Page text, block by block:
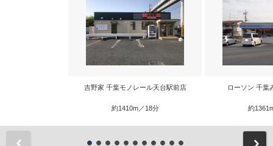
吉野家 千葉モノレール天台駅前店
約1410m／18分
ローソン 千葉
約